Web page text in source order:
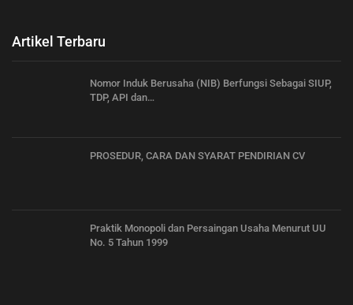
Artikel Terbaru
Nomor Induk Berusaha (NIB) Berfungsi Sebagai SIUP,
TDP, API dan…
PROSEDUR, CARA DAN SYARAT PENDIRIAN CV
Praktik Monopoli dan Persaingan Usaha Menurut UU
No. 5 Tahun 1999